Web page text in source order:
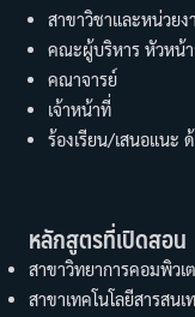
สาขาวิชาและหน่วยง
คณะผู้บริหาร หัวหน้า
คณาจารย์
เจ้าหน้าที่
ร้องเรียน/เสนอแนะ
หลักสูตรที่เปิดสอน
สาขาวิทยาการคอมพิวเ
สาขาเทคโนโลยีสารสน